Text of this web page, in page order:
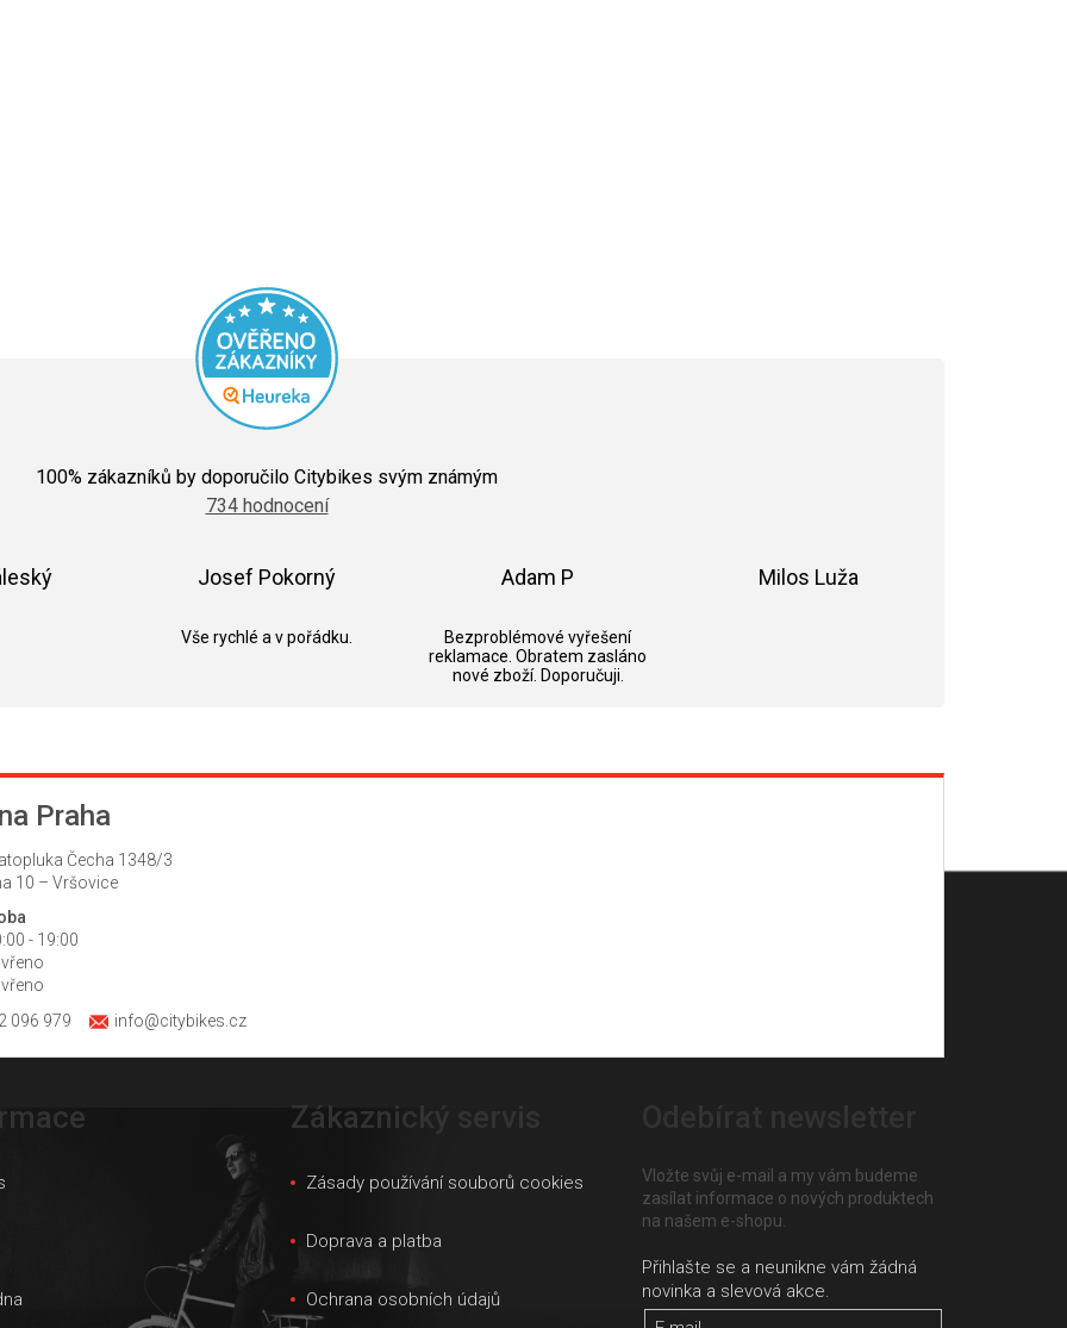
hodnocení
obchodu
je
5
hvězdiček.
100% zákazníků by doporučilo Citybikes svým známým
734 hodnocení
Josef Pokorný
Vše rychlé a v pořádku.
Adam P
Bezproblémové vyřešení
reklamace. Obratem zasláno
nové zboží. Doporučuji.
Milos Luža
Praha
Čecha 1348/3
10 – Vršovice
- 19:00
096 979
info@citybikes.cz
Zákaznický servis
Zásady používání souborů cookies
Doprava a platba
Ochrana osobních údajů
Vložte svůj e-mail a my vám budeme
zasílat informace o nových produktech
na našem e-shopu.